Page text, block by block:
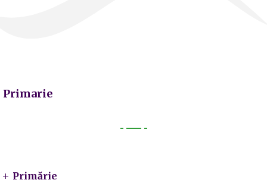
Primarie
Primărie